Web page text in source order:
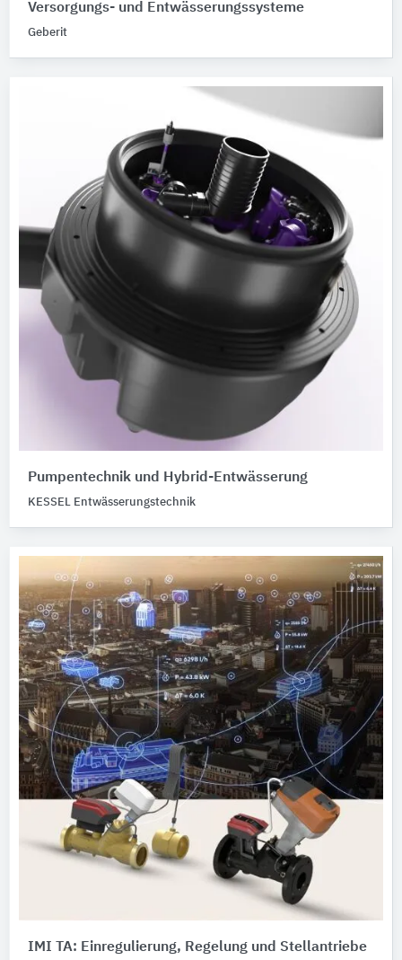
Versorgungs- und Entwässerungssysteme
Geberit
Pumpentechnik und Hybrid-Entwässerung
KESSEL Entwässerungstechnik
IMI TA: Einregulierung, Regelung und Stellantriebe